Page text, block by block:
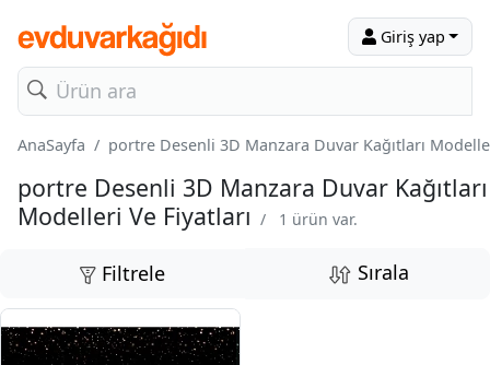
Giriş yap
AnaSayfa portre Desenli 3D Manzara Duvar Kağıtları
portre Desenli 3D Manzara Duvar Kağıtları
Modelleri Ve Fiyatları / 1 ürün var.
Filtrele Sırala